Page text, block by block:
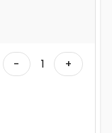
- 1 +